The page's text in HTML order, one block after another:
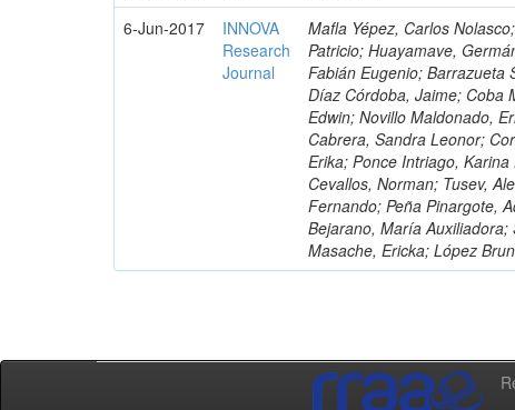
6-Jun-2017
INNOVA
Research
Journal
Mafla Yépez, Carlos
Patricio; Huayamave,
Fabián Eugenio; Barrazueta
Díaz Córdoba, Jaime; Coba
Edwin; Novillo Maldonado,
Cabrera, Sandra Leonor;
Erika; Ponce Intriago,
Cevallos, Norman; Tusev,
Fernando; Peña Pinargote,
Bejarano, María
Masache, Ericka; López